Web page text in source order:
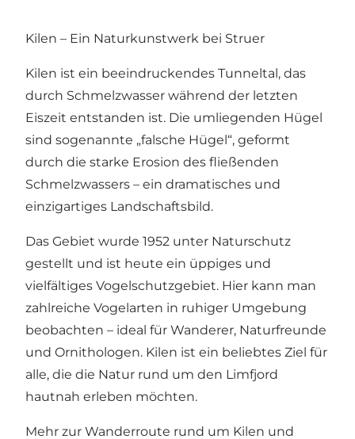
Kilen – Ein Naturkunstwerk bei Struer
Kilen ist ein beeindruckendes Tunneltal, das
durch Schmelzwasser während der letzten
Eiszeit entstanden ist. Die umliegenden Hügel
sind sogenannte „falsche Hügel“, geformt
durch die starke Erosion des fließenden
Schmelzwassers – ein dramatisches und
einzigartiges Landschaftsbild.
Das Gebiet wurde 1952 unter Naturschutz
gestellt und ist heute ein üppiges und
vielfältiges Vogelschutzgebiet. Hier kann man
zahlreiche Vogelarten in ruhiger Umgebung
beobachten – ideal für Wanderer, Naturfreunde
und Ornithologen. Kilen ist ein beliebtes Ziel für
alle, die die Natur rund um den Limfjord
hautnah erleben möchten.
Mehr zur Wanderroute rund um Kilen und